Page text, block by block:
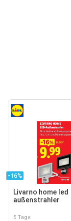
-16%
Livarno home led
außenstrahler
5 Tage